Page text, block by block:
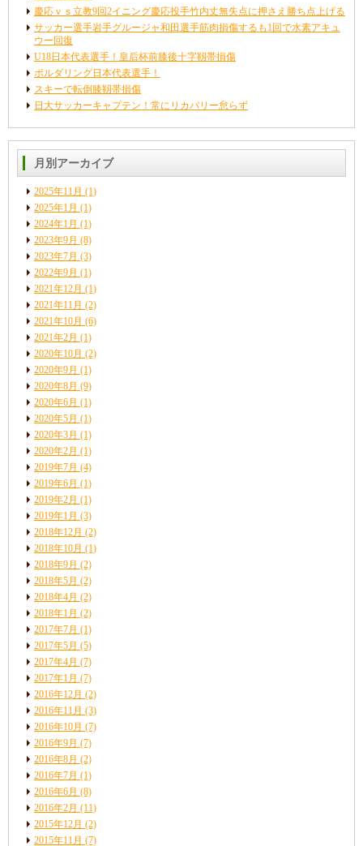
慶応ｖｓ立教9回2イニング慶応投手竹内丈無失点に押さえ勝ち点上げる
サッカー選手岩手グルージャ和田選手筋肉損傷するも1回で水素アキュ
ウー回復
U18日本代表選手！皇后杯前膝後十字靱帯損傷
ボルダリング日本代表選手！
スキーで転倒膝靱帯損傷
日大サッカーキャプテン！常にリカバリー怠らず
月別アーカイブ
2025年11月 (1)
2025年1月 (1)
2024年1月 (1)
2023年9月 (8)
2023年7月 (3)
2022年9月 (1)
2021年12月 (1)
2021年11月 (2)
2021年10月 (6)
2021年2月 (1)
2020年10月 (2)
2020年9月 (1)
2020年8月 (9)
2020年6月 (1)
2020年5月 (1)
2020年3月 (1)
2020年2月 (1)
2019年7月 (4)
2019年6月 (1)
2019年2月 (1)
2019年1月 (3)
2018年12月 (2)
2018年10月 (1)
2018年9月 (2)
2018年5月 (2)
2018年4月 (2)
2018年1月 (2)
2017年7月 (1)
2017年5月 (5)
2017年4月 (7)
2017年1月 (7)
2016年12月 (2)
2016年11月 (3)
2016年10月 (7)
2016年9月 (7)
2016年8月 (2)
2016年7月 (1)
2016年6月 (8)
2016年2月 (11)
2015年12月 (2)
2015年11月 (7)